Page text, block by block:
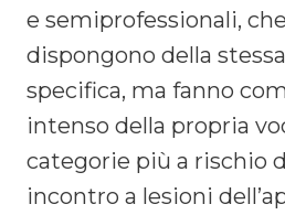
e semiprofessionali,
dispongono della
specifica, ma fanno
intenso della propria
categorie più a rischio
incontro a lesioni